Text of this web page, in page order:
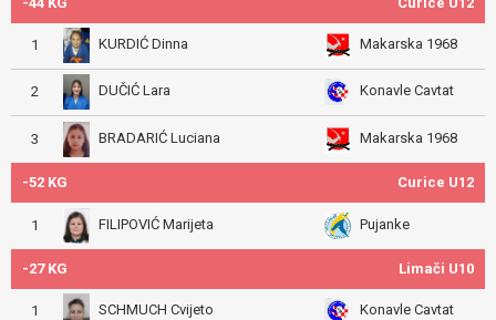
1 KURDIĆ Dinna Makarska 1968
2 DUČIĆ Lara Konavle Cavtat
3 BRADARIĆ Luciana Makarska 1968
-52 KG Curice U12
1 FILIPOVIĆ Marijeta Pujanke
-27 KG Limači U10
1 SCHMUCH Cvijeto Konavle Cavtat